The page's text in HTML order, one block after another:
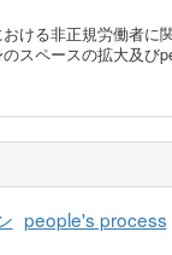
ける非正規労働者に関
スペースの拡大及び
people's process